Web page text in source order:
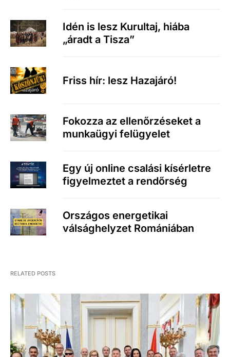
Idén is lesz Kurultaj, hiába
„áradt a Tisza”
Friss hír: lesz Hazajáró!
Fokozza az ellenőrzéseket a
munkaügyi felügyelet
Egy új online csalási kísérletre
figyelmeztet a rendőrség
Országos energetikai
válsághelyzet Romániában
RELATED POSTS